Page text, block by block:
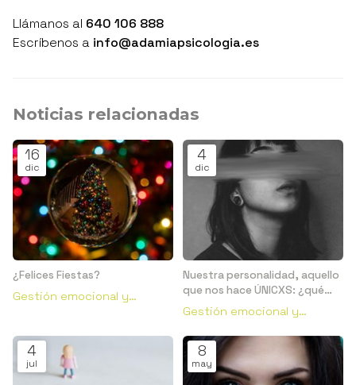
Llámanos al 640 106 888
Escríbenos a info@adamiapsicologia.es
Noticias relacionadas
16
dic
¿Felices Fiestas?
Gestión emocional y
4
dic
Nuestra personalidad, aquello
que nos hace ÚNICXS: ¿qué
es?
Gestión emocional y
4
jul
8
may